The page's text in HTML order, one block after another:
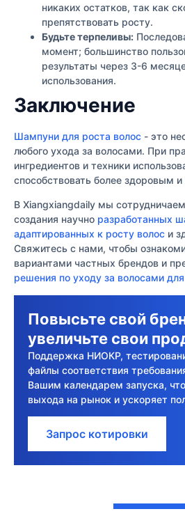
никаких остатков, так как
препятствовать росту.
Будьте терпеливы:
момент; большинство
результаты через 3-6
использования.
Заключение
Шампуни для роста волос - это
любого ухода за волосами. При
ингредиентов и техники
способствовать более здоровым
В Xiangxiangdaily мы
создания научно разработанных
адаптированных к росту волос и
Свяжитесь с нами, чтобы
вариантами частных брендов и
решения по уходу за волосами
Повысьте свой
увеличьте свои
Поддержка НИОКР,
файлы соответствия
Вашим календарем запуска,
выхода на рынок и ускоряет
Запрос котировки